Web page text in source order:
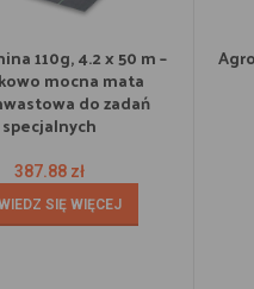
110g, 4.2 x 50 m –
mocna mata
do zadań
specjalnych
387.88 zł
SIĘ WIĘCEJ